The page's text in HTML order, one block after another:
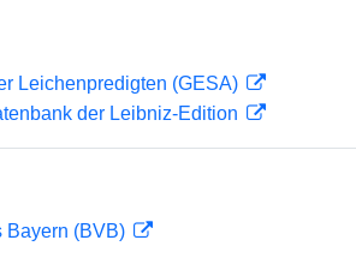
Leichenpredigten (GESA)
der Leibniz-Edition
Bayern (BVB)